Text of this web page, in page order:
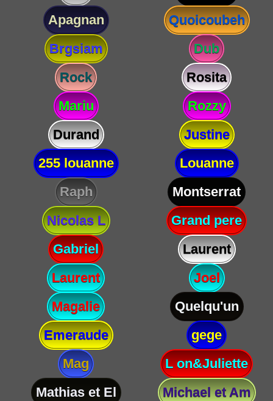
Apagnan
Quoicoubeh
Brgsiam
Dub
Rock
Rosita
Mariu
Rozzy
Durand
Justine
255 louanne
Louanne
Raph
Montserrat
Nicolas L
Grand pere
Gabriel
Laurent
Laurent
Joel
Magalie
Quelqu'un
Emeraude
gege
Mag
L on&Juliette
Mathias et El
Michael et Am